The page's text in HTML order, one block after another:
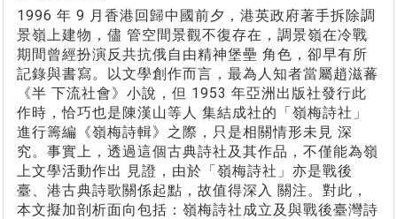
1996 年 9 月香港回歸中國前夕，港英政府著手拆除調
景嶺上建物，儘 管空間景觀不復存在，調景嶺在冷戰
期間曾經扮演反共抗俄自由精神堡壘 角色，卻早有所
記錄與書寫。以文學創作而言，最為人知者當屬趙滋蕃
《半 下流社會》小說，但 1953 年亞洲出版社發行此
作時，恰巧也是陳漢山等人 集結成社的「嶺梅詩社」
進行籌編《嶺梅詩輯》之際，只是相關情形未見 深
究。事實上，透過這個古典詩社及其作品，不僅能為嶺
上文學活動作出 見證，由於「嶺梅詩社」亦是戰後
臺、港古典詩歌關係起點，故值得深入 關注。對此，
本文擬加剖析面向包括：嶺梅詩社成立及與戰後臺灣詩